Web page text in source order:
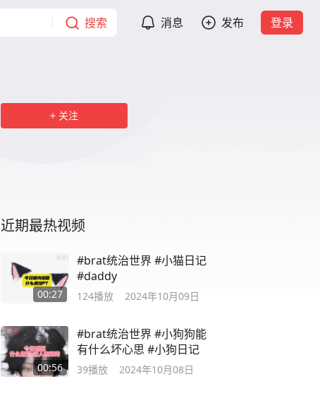
搜索 消息 发布 登录
关注
近期最热视频
00:27
#brat统治世界 #小猫日记
#daddy
124播放 2024年10月09日
00:56
#brat统治世界 #小狗狗能
有什么坏心思 #小狗日记
39播放 2024年10月08日